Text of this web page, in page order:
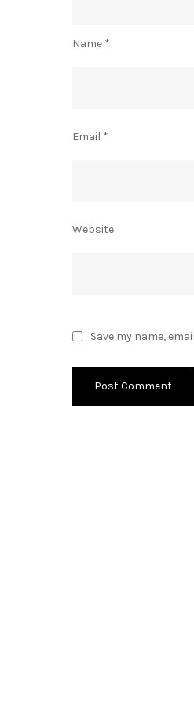
Name *
Email *
Website
Save my name,